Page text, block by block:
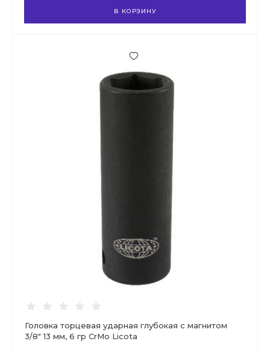
В КОРЗИНУ
Головка торцевая ударная глубокая с магнитом
3/8" 13 мм, 6 гр CrMo Licota